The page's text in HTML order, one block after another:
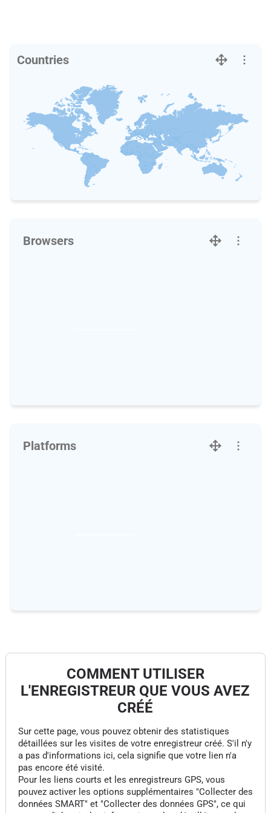
Countries
Browsers
Platforms
COMMENT UTILISER
L'ENREGISTREUR QUE VOUS AVEZ
CRÉÉ
Sur cette page, vous pouvez obtenir des statistiques
détaillées sur les visites de votre enregistreur créé. S'il n'y
a pas d'informations ici, cela signifie que votre lien n'a
pas encore été visité.
Pour les liens courts et les enregistreurs GPS, vous
pouvez activer les options supplémentaires "Collecter des
données SMART" et "Collecter des données GPS", ce qui